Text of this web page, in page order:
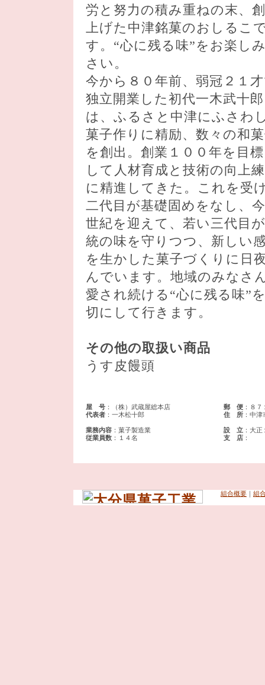
労と努力の積み重ねの末、
上げた中津銘菓のおしるこ
す。“心に残る味”をお楽し
さい。
今から８０年前、弱冠２１
独立開業した初代一木武十郎
は、ふるさと中津にふさわ
菓子作りに精励、数々の和
を創出。創業１００年を目
して人材育成と技術の向上
に精進してきた。これを受
二代目が基礎固めをなし、
世紀を迎えて、若い三代目
統の味を守りつつ、新しい
を生かした菓子づくりに日
んでいます。地域のみなさ
愛され続ける“心に残る味”
切にして行きます。
その他の取扱い商品
うす皮饅頭
屋 号 ：（株）武蔵屋総本店
代表者 ：一木松十郎
業務内容 ：菓子製造業
従業員数 ：１４名
郵 便 ：８
住 所 ：中
設 立 ：大
支 店 ：
組合概要 ｜ 組